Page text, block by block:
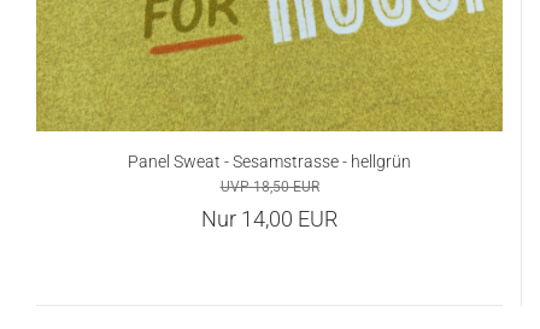
Panel Sweat - Sesamstrasse - hellgrün
UVP 18,50 EUR
Nur 14,00 EUR